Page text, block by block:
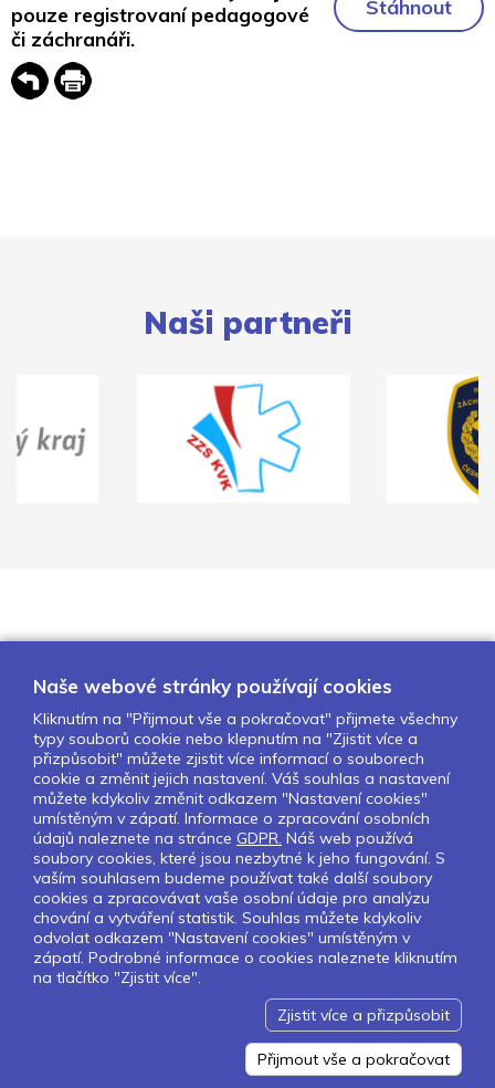
Stáhnout
pouze registrovaní pedagogové
či záchranáři.
Naši partneři
O nás Naše projekty
Pro školy
Partneři
Kontakty
GDPR
Nastavení cookies
Sledujte nás:
Pokud chcete dostávat pravidelný
Newsletter klikněte
Smartware s.r.o. Redakční systém MultiCMS
Naše webové stránky používají cookies
Kliknutím na "Přijmout vše a pokračovat" přijmete všechny
typy souborů cookie nebo klepnutím na "Zjistit více a
přizpůsobit" můžete zjistit více informací o souborech
cookie a změnit jejich nastavení. Váš souhlas a nastavení
můžete kdykoliv změnit odkazem "Nastavení cookies"
umístěným v zápatí. Informace o zpracování osobních
údajů naleznete na stránce GDPR. Náš web používá
soubory cookies, které jsou nezbytné k jeho fungování. S
vaším souhlasem budeme používat také další soubory
cookies a zpracovávat vaše osobní údaje pro analýzu
chování a vytváření statistik. Souhlas můžete kdykoliv
odvolat odkazem "Nastavení cookies" umístěným v
zápatí. Podrobné informace o cookies naleznete kliknutím
na tlačítko "Zjistit více".
Zjistit více a přizpůsobit
Přijmout vše a pokračovat